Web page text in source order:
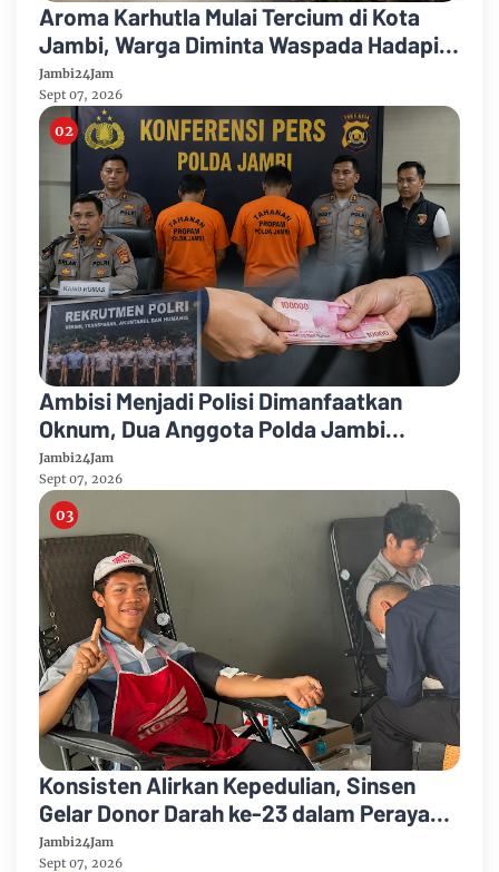
Aroma Karhutla Mulai Tercium di Kota
Jambi, Warga Diminta Waspada Hadapi
Puncak Kemarau
Jambi24Jam
Sept 07, 2026
Ambisi Menjadi Polisi Dimanfaatkan
Oknum, Dua Anggota Polda Jambi
Diduga Tipu Calon Bintara dengan Janji
Kelulusan
Jambi24Jam
Sept 07, 2026
Konsisten Alirkan Kepedulian, Sinsen
Gelar Donor Darah ke-23 dalam Perayaan
Anniversary Sinsen
Jambi24Jam
Sept 07, 2026